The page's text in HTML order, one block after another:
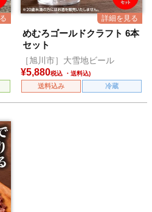
めむろゴールドクラフト 6本
セット
［旭川市］大雪地ビール
¥5,880税込
送料込み 冷蔵